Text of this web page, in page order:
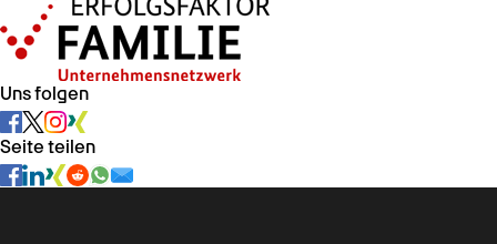
Uns folgen
Seite teilen